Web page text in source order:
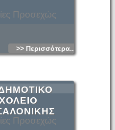
Προσεχώς
>> Περισσότερα...
Προσεχώς